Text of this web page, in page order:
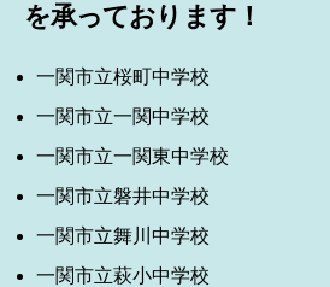
を承っております！
一関市立桜町中学校
一関市立一関中学校
一関市立一関東中学校
一関市立磐井中学校
一関市立舞川中学校
一関市立萩小中学校